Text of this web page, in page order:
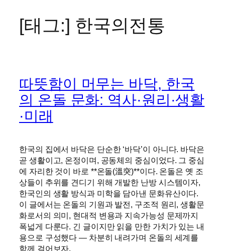
[태그:] 한국의전통
따뜻함이 머무는 바닥, 한국
의 온돌 문화: 역사·원리·생활
·미래
한국의 집에서 바닥은 단순한 ‘바닥’이 아니다. 바닥은
곧 생활이고, 온정이며, 공동체의 중심이었다. 그 중심
에 자리한 것이 바로 **온돌(溫突)**이다. 온돌은 옛 조
상들이 추위를 견디기 위해 개발한 난방 시스템이자,
한국인의 생활 방식과 미학을 담아낸 문화유산이다.
이 글에서는 온돌의 기원과 발전, 구조적 원리, 생활문
화로서의 의미, 현대적 변용과 지속가능성 문제까지
폭넓게 다룬다. 긴 글이지만 읽을 만한 가치가 있는 내
용으로 구성했다 — 차분히 내려가며 온돌의 세계를
함께 걸어보자.